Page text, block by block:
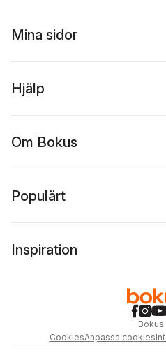
Mina sidor
Hjälp
Om Bokus
Populärt
Inspiration
Bokus
CookiesAnpassa cookies